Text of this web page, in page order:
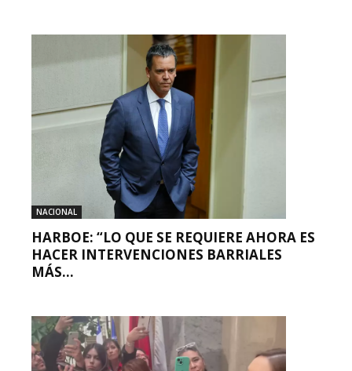
NACIONAL
HARBOE: “LO QUE SE REQUIERE AHORA ES
HACER INTERVENCIONES BARRIALES
MÁS...